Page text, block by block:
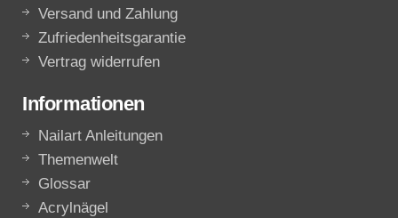
Versand und Zahlung
Zufriedenheitsgarantie
Vertrag widerrufen
Informationen
Nailart Anleitungen
Themenwelt
Glossar
Acrylnägel